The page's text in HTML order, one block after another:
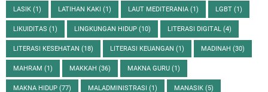
LASIK (1) LATIHAN KAKI (1) LAUT MEDITERANIA (1) LGBT (1)
LIKUIDITAS (1) LINGKUNGAN HIDUP (10) LITERASI DIGITAL (4)
LITERASI KESEHATAN (18) LITERASI KEUANGAN (1) MADINAH (30)
MAHRAM (1) MAKKAH (36) MAKNA GURU (1)
MAKNA HIDUP (77) MALADMINISTRASI (1) MANASIK (5)